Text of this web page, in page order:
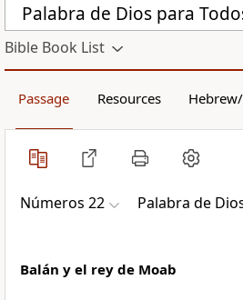
Palabra de Dios para
Bible Book List
Passage Resources
Números 22 Palabra de
Balán y el rey de Moab